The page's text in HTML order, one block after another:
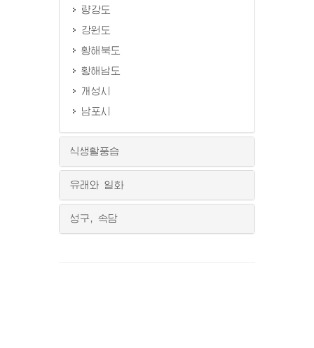
량강도
강원도
황해북도
황해남도
개성시
남포시
식생활풍습
유래와 일화
성구, 속담